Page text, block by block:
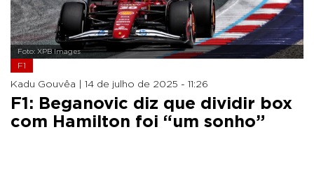
Foto: XPB Images
F1
Kadu Gouvêa | 14 de julho de 2025 - 11:26
F1: Beganovic diz que dividir box
com Hamilton foi “um sonho”